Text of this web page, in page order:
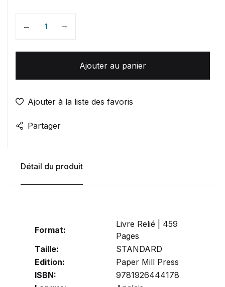
Quantité
Ajouter au panier
Ajouter à la liste des favoris
Partager
Détail du produit
Format:
Livre Relié | 459
Pages
Taille:
STANDARD
Edition:
Paper Mill Press
ISBN:
9781926444178